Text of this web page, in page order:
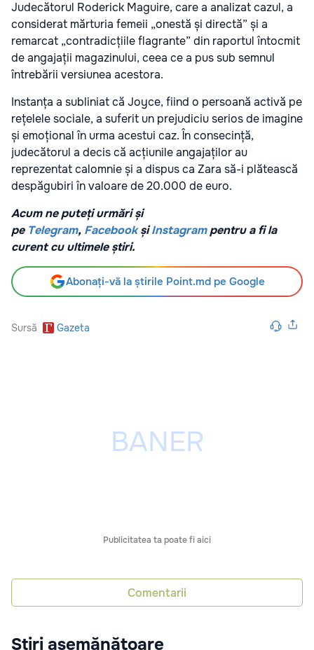
Judecătorul Roderick Maguire, care a analizat cazul, a
considerat mărturia femeii „onestă și directă” și a
remarcat „contradicțiile flagrante” din raportul întocmit
de angajații magazinului, ceea ce a pus sub semnul
întrebării versiunea acestora.
Instanța a subliniat că Joyce, fiind o persoană activă pe
rețelele sociale, a suferit un prejudiciu serios de imagine
și emoțional în urma acestui caz. În consecință,
judecătorul a decis că acțiunile angajaților au
reprezentat calomnie și a dispus ca Zara să-i plătească
despăgubiri în valoare de 20.000 de euro.
Acum ne puteți urmări și
pe Telegram, Facebook șiInstagrampentru a fi la
curent cu ultimele știri.
Abonați-vă la știrile Point.md pe Google
Sursă Gazeta
Publicitatea ta poate fi aici
Comentarii
Știri asemănătoare